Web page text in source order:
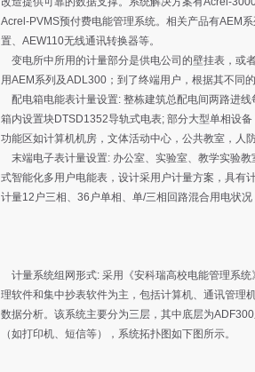
Acrel-PVMS预付费电能管理系统。相关产品有AEM
置、AEW110无线通讯转换器等。
变电所中所用的计量部分是供电公司的壁挂表，或
用AEM系列及ADL300；到了终端用户，根据其不同
配电箱电能表计量设置: 整栋建筑总配电间两路进
箱内设置块DTSD1352导轨式电表; 部分大型单相设
功能区如计算机机房，文体活动中心，公共教室，人
末端电子表计量设置: 办公室、实验室、教学实验
式智能化多用户电能表，设计采用户计量方案，具有
计量12户三相、36户单相、单/三相回路混合用电状况
计量系统组网形式: 采用《安科瑞高校电能管理系
理软件和集中抄表软件为主，包括计算机、通讯管理
数据分析。该系统主要分为三层，其中底层为
（如打印机、短信等），系统拓扑图如下图所示。